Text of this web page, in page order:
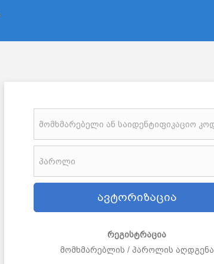
რეგისტრაცია
მომხმარებლის / პაროლის აღდგენა